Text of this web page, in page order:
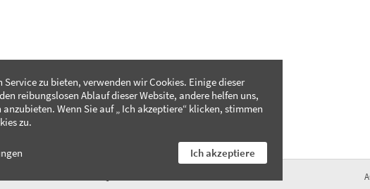
zu bieten, verwenden wir Cookies. Einige dieser
reibungslosen Ablauf dieser Website, andere helfen uns,
Wenn Sie auf „ Ich akzeptiere“ klicken, stimmen
zu.
Ich akzeptiere